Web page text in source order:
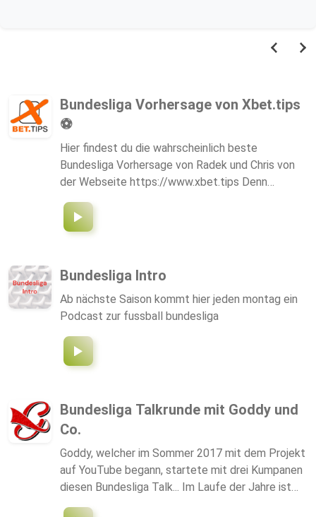
Bundesliga Vorhersage von Xbet.tips
⚽
Hier findest du die wahrscheinlich beste
Bundesliga Vorhersage von Radek und Chris von
der Webseite https://www.xbet.tips Denn
Wahrscheinlichkeiten sind genau unser Thema. Wir
treffen unsere Bundesliga Vorhersage auf Basis
mathematischer Überlegungen im Bereich
langfristig erfolgreiche Bundesliga Tipps und
Sportwetten. Denn nur, wenn man auf Ereignisse
wettet, bei denen man "Value" (einen Vorteil hat),
gehört man zu den 0.5%, die mit Sportwetten
Geld verdienen. Radek hat 15 Jahre Erfahrung als
Sportjournalist (u.a. als Bundesliga-Kommentator)
Bundesliga Intro
Ab nächste Saison kommt hier jeden montag ein
Podcast zur fussball bundesliga
Bundesliga Talkrunde mit Goddy und
Co.
Goddy, welcher im Sommer 2017 mit dem Projekt
auf YouTube begann, startete mit drei Kumpanen
diesen Bundesliga Talk... Im Laufe der Jahre ist
immer jeweils ein Neuling zur neuen Saison dazu